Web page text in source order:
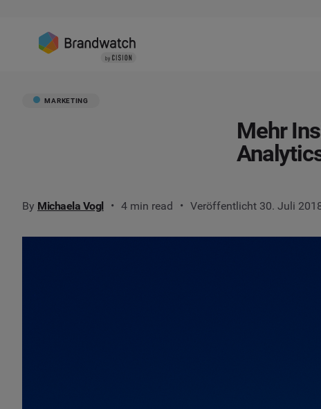
MARKETING
Mehr
By Michaela Vogl 4 min read Veröffentlicht 30. Juli